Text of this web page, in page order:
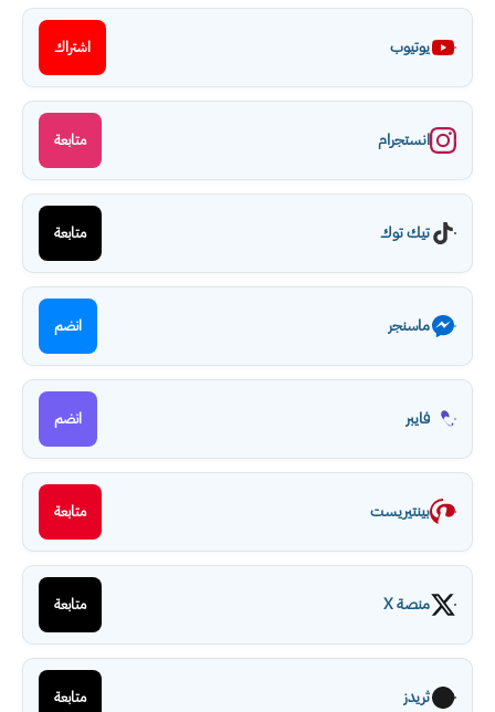
يوتيوب اشتراك
انستجرام متابعة
تيك توك متابعة
ماسنجر انضم
فايبر انضم
بينتيريست متابعة
منصة X متابعة
ثريدز متابعة